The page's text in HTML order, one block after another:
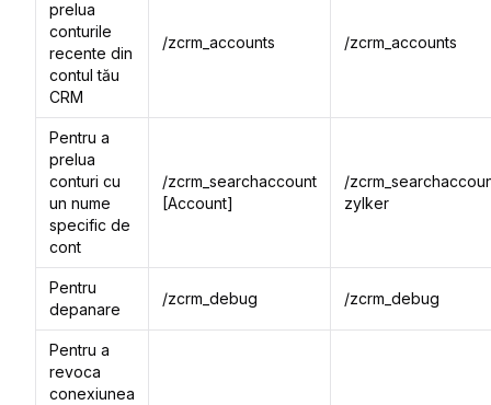
prelua
conturile
recente din
contul tău
CRM
/zcrm_accounts /zcrm_accounts
Pentru a
prelua
conturi cu
un nume
specific de
cont
/zcrm_searchaccount
[Account]
/
zylker
Pentru
depanare
/zcrm_debug /zcrm_debug
Pentru a
revoca
conexiunea